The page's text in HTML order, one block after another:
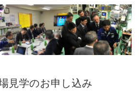
見学のお申し込み